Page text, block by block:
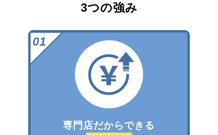
3つの強み
専門店だからできる